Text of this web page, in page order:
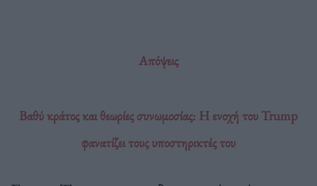
Απόψεις
Βαθύ κράτος και θεωρίες συνωμοσίας: Η ενοχή του Trump
φανατίζει τους υποστηρικτές του